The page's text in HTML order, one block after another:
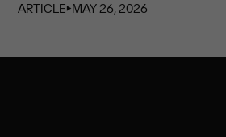
ARTICLE⏵MAY 26, 2026